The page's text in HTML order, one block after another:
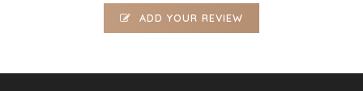
ADD YOUR REVIEW